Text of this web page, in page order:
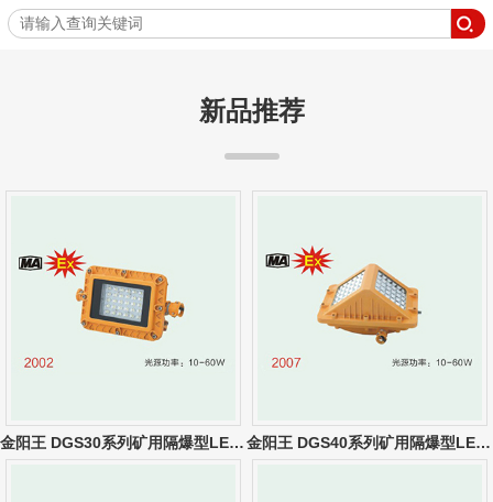
新品推荐
金阳王 DGS30系列矿用隔爆型LED巷道灯 金阳王 DGS40系列矿用隔爆型LED巷道灯